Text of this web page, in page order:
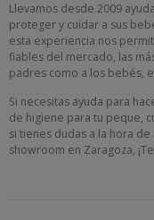
Llevamos desde 2009
proteger y cuidar a sus
esta experiencia nos
fiables del mercado, las
padres como a los bebés,
Si necesitas ayuda para
de higiene para tu peque,
si tienes dudas a la hora
showroom en Zaragoza,